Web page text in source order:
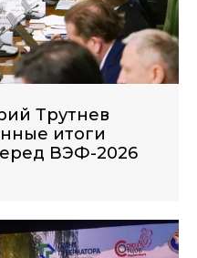
Трутнев
итоги
ВЭФ-2026